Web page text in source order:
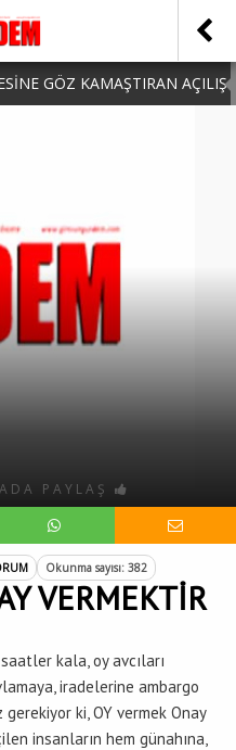
GÖZ KAMAŞTIRAN AÇILIŞ
GÖRÜNCE GÖZLERİM DOLDU
PAYLAŞ
Okunma sayısı: 382
VERMEKTİR
kala, oy avcıları
iradelerine ambargo
ki, OY vermek Onay
insanların hem günahına,